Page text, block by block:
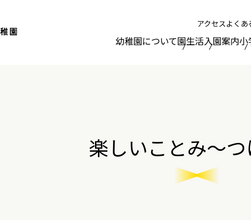
アクセスよくあ
幼稚園について園生活入園案内小
楽しいことみ～つ